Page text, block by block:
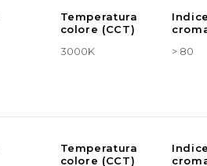
Temperatura
colore (CCT)
3000K
> 80
Temperatura
colore (CCT)